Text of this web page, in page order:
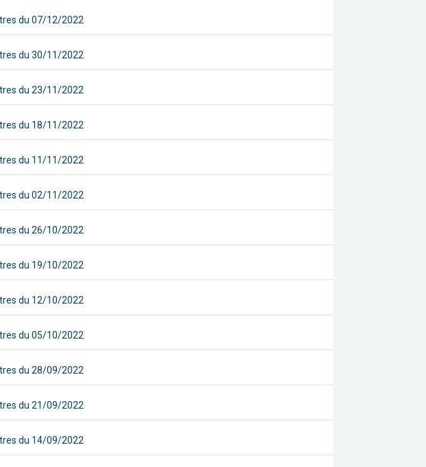
du 07/12/2022
du 30/11/2022
du 23/11/2022
du 18/11/2022
du 11/11/2022
du 02/11/2022
du 26/10/2022
du 19/10/2022
du 12/10/2022
du 05/10/2022
du 28/09/2022
du 21/09/2022
du 14/09/2022